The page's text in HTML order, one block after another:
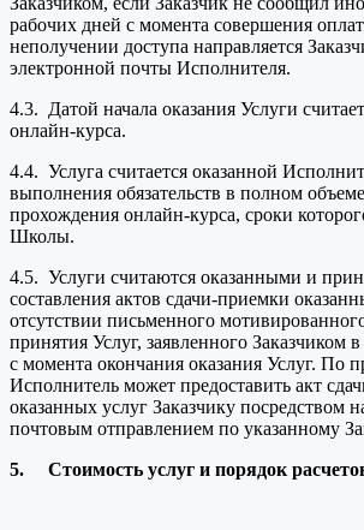
рабочих дней с момента совершения
неполучении доступа направляется
электронной почты Исполнителя.
4.3. Датой начала оказания Услуги
онлайн-курса.
4.4. Услуга считается оказанной
выполнения обязательств в полном
прохождения онлайн-курса, сроки
Школы.
4.5. Услуги считаются оказанными и
составления актов сдачи-приемки
отсутствии письменного
принятия Услуг, заявленного Заказчиком
с момента окончания оказания Услуг. По
Исполнитель может предоставить акт
оказанных услуг Заказчику посредством
почтовым отправлением по указанному
5. Стоимость услуг и порядок